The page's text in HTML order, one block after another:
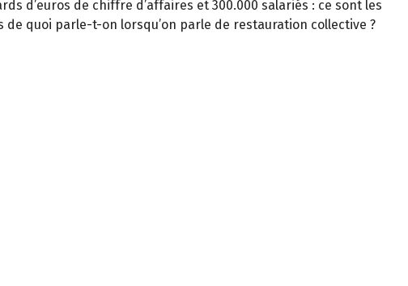
d’euros de chiffre d’affaires et 300.000 salariés : ce sont les
quoi parle-t-on lorsqu’on parle de restauration collective ?